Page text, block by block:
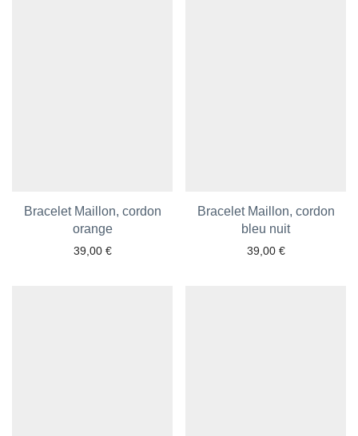
Bracelet Maillon, cordon
orange
39,00 €
Bracelet Maillon, cordon
bleu nuit
39,00 €